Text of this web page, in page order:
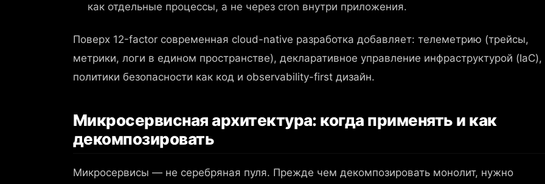
как отдельные процессы, а не через cron внутри приложения.
Поверх 12-factor современная cloud-native разработка добавляет: телеметрию (трейсы,
метрики, логи в едином пространстве), декларативное управление инфраструктурой (IaC),
политики безопасности как код и observability-first дизайн.
Микросервисная архитектура: когда применять и как
декомпозировать
Микросервисы — не серебряная пуля. Прежде чем декомпозировать монолит, нужно